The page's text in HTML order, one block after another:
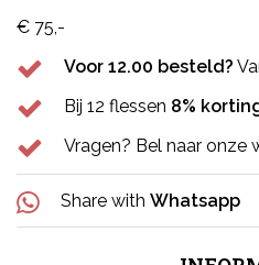
€ 75,-
Voor 12.00 besteld?
Bij 12 flessen 8%
Vragen? Bel naar onze
Share with Whatsapp